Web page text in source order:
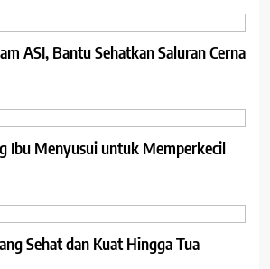
ASI, Bantu Sehatkan Saluran Cerna
Ibu Menyusui untuk Memperkecil
Sehat dan Kuat Hingga Tua